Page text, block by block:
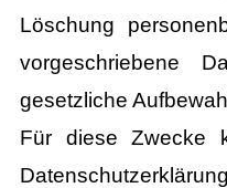
Löschung
vorgeschriebene
gesetzliche
Für diese Zwecke